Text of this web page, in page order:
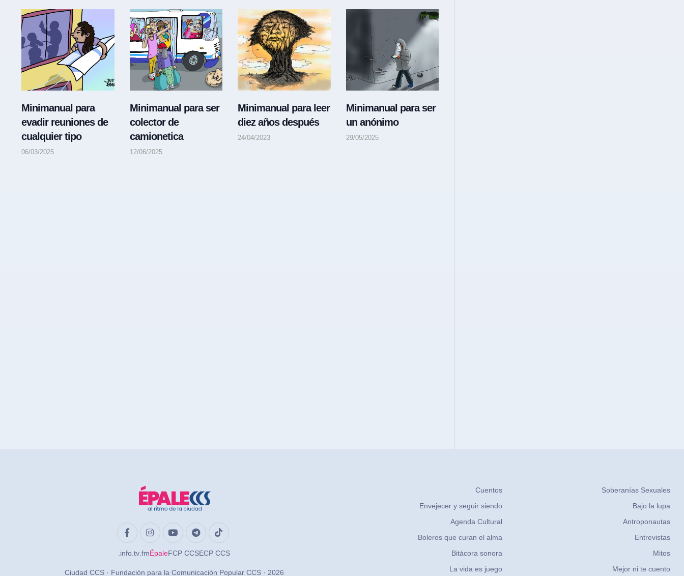
Minimanual para
evadir reuniones de
cualquier tipo
06/03/2025
Minimanual para ser
colector de
camionetica
12/06/2025
Minimanual para leer
diez años después
24/04/2023
Minimanual para ser
un anónimo
29/05/2025
.info .tv .fmÉpaleFCP CCSECP CCS
Ciudad CCS · Fundación para la Comunicación Popular CCS · 2026
Cuentos
Envejecer y seguir siendo
Agenda Cultural
Boleros que curan el alma
Bitácora sonora
La vida es juego
Soberanías Sexuales
Bajo la lupa
Antroponautas
Entrevistas
Mitos
Mejor ni te cuento